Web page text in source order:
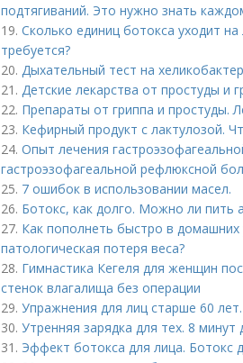
подтягиваний. Это нужно знать
19. Сколько единиц ботокса уходит
требуется?
20. Дыхательный тест на
21. Детские лекарства от простуды и
22. Препараты от гриппа и простуды.
23. Кефирный продукт с лактулозой.
24. Опыт лечения
гастроэзофагеальной рефлюксной
25. 7 ошибок в использовании масел.
26. Ботокс, как долго. Можно ли пить
27. Как пополнеть быстро в
патологическая потеря веса?
28. Гимнастика Кегеля для женщин
стенок влагалища без операции
29. Упражнения для лиц старше 60
30. Утренняя зарядка для тех. 8
31. Эффект ботокса для лица. Ботокс